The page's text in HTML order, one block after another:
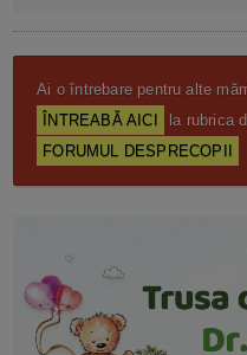
Ai o întrebare pentru alte
ÎNTREABĂ AICI
la rubrica
FORUMUL DESPRECOPII